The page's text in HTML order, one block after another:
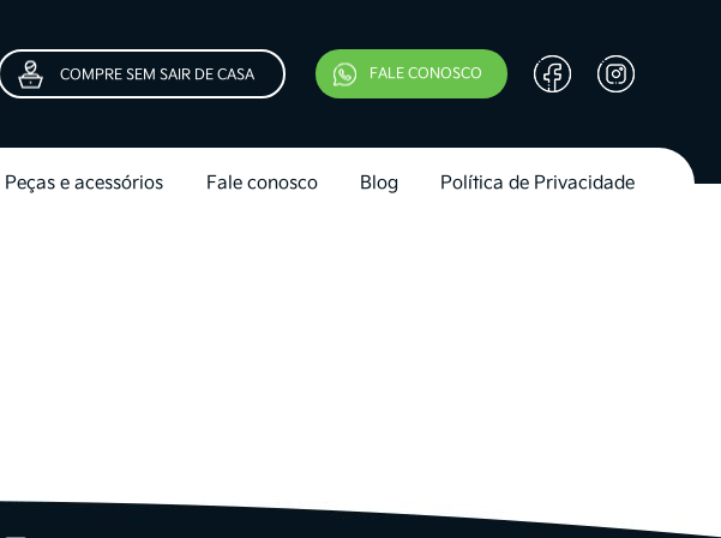
COMPRE SEM SAIR DE CASA FALE CONOSCO
Peças e acessórios Fale conosco Blog Política de Privacidade